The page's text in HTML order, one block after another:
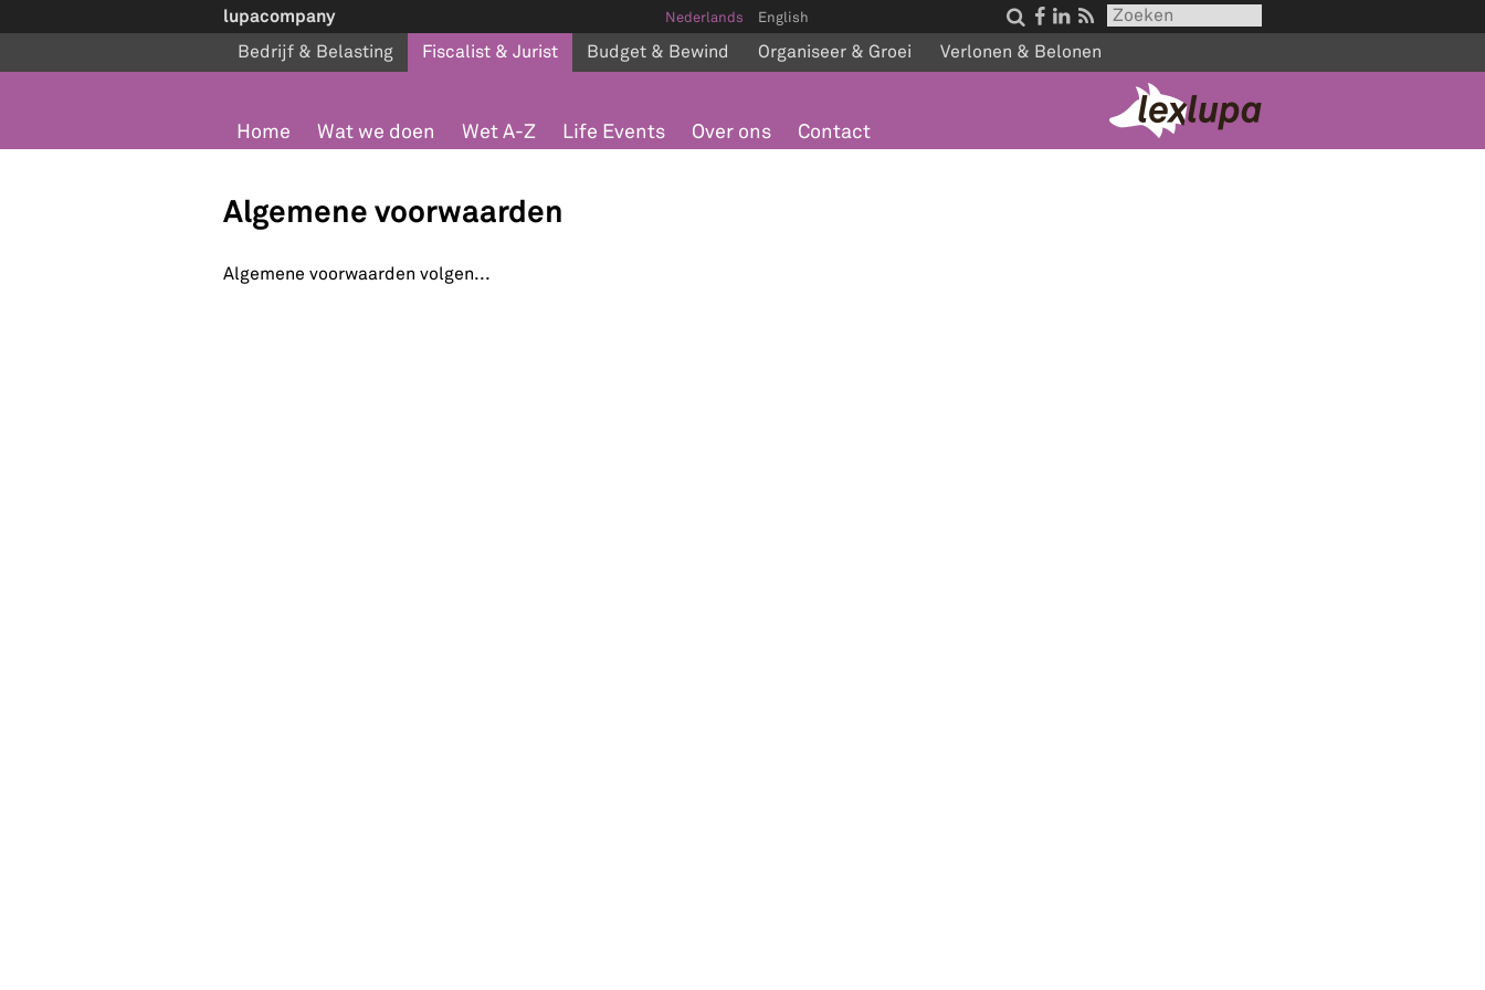
lupacompany    
Nederlands English
Bedrijf & Belasting Fiscalist & Jurist Budget & Bewind Organiseer & Groei Verlonen & Belonen
Home Wat we doen Wet A-Z Life Events Over ons Contact
Algemene voorwaarden
Algemene voorwaarden volgen...